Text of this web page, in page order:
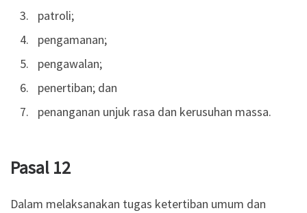
patroli;
pengamanan;
pengawalan;
penertiban; dan
penanganan unjuk rasa dan kerusuhan massa.
Pasal 12
Dalam melaksanakan tugas ketertiban umum dan